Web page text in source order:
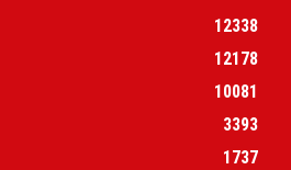
12338
12178
10081
3393
1737